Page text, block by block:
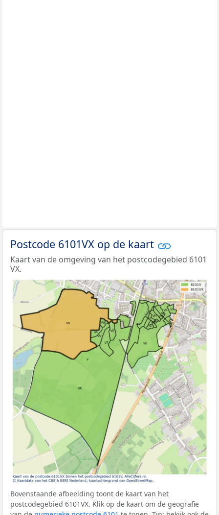
Postcode 6101VX op de kaart
Kaart van de omgeving van het postcodegebied 6101
VX.
Bovenstaande afbeelding toont de kaart van het
postcodegebied 6101VX. Klik op de kaart om de geografie